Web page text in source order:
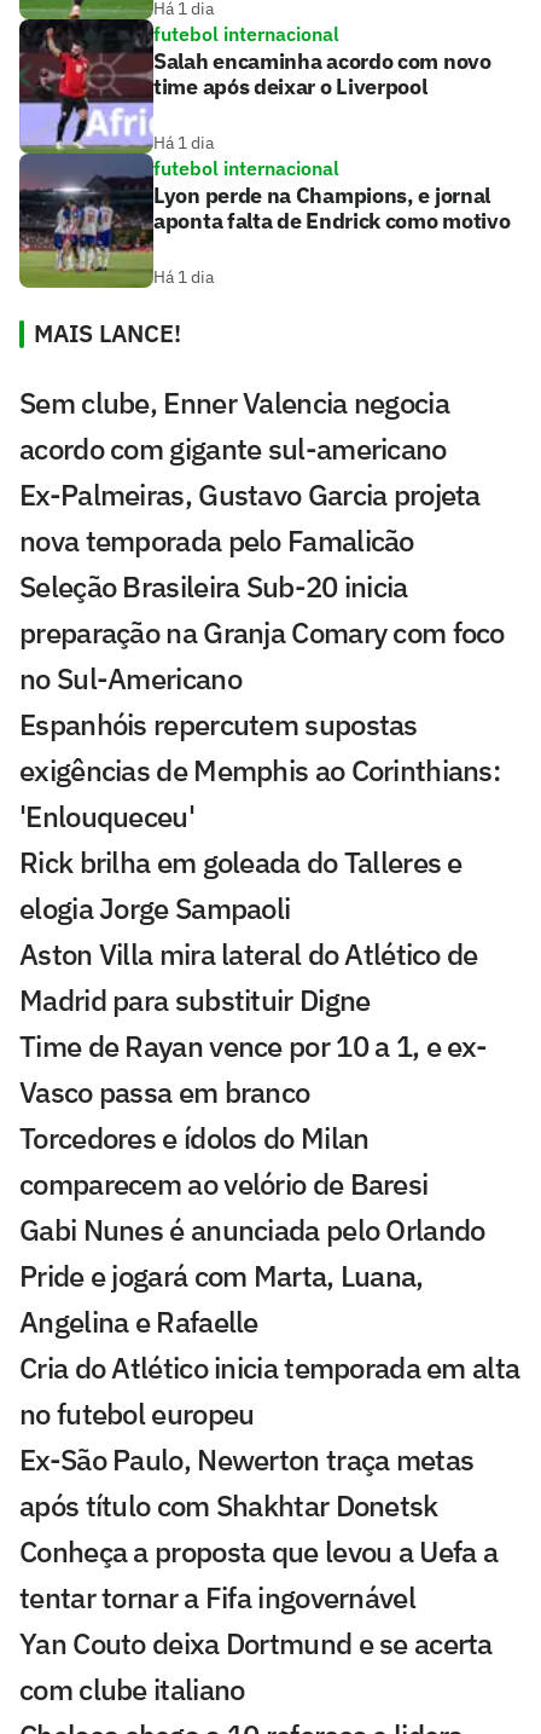
Há 1 dia
futebol internacional
Salah encaminha acordo com novo
time após deixar o Liverpool
Há 1 dia
futebol internacional
Lyon perde na Champions, e jornal
aponta falta de Endrick como motivo
Há 1 dia
MAIS LANCE!
Sem clube, Enner Valencia negocia
acordo com gigante sul-americano
Ex-Palmeiras, Gustavo Garcia projeta
nova temporada pelo Famalicão
Seleção Brasileira Sub-20 inicia
preparação na Granja Comary com foco
no Sul-Americano
Espanhóis repercutem supostas
exigências de Memphis ao Corinthians:
'Enlouqueceu'
Rick brilha em goleada do Talleres e
elogia Jorge Sampaoli
Aston Villa mira lateral do Atlético de
Madrid para substituir Digne
Time de Rayan vence por 10 a 1, e ex-
Vasco passa em branco
Torcedores e ídolos do Milan
comparecem ao velório de Baresi
Gabi Nunes é anunciada pelo Orlando
Pride e jogará com Marta, Luana,
Angelina e Rafaelle
Cria do Atlético inicia temporada em alta
no futebol europeu
Ex-São Paulo, Newerton traça metas
após título com Shakhtar Donetsk
Conheça a proposta que levou a Uefa a
tentar tornar a Fifa ingovernável
Yan Couto deixa Dortmund e se acerta
com clube italiano